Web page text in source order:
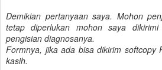
Demikian pertanyaan saya. Mohon
tetap diperlukan mohon saya
pengisian diagnosanya.
Formnya, jika ada bisa dikirim softcopy
kasih.